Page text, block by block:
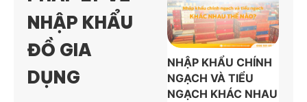
NHẬP KHẨU
ĐỒ GIA
DỤNG
NHẬP KHẨU CHÍNH
NGẠCH VÀ TIỂU
NGẠCH KHÁC NHAU